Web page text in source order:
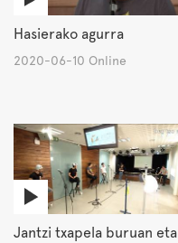
Hasierako agurra
2020-06-10 Online
Jantzi txapela buruan eta